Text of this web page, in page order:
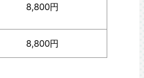
8,800円
8,800円